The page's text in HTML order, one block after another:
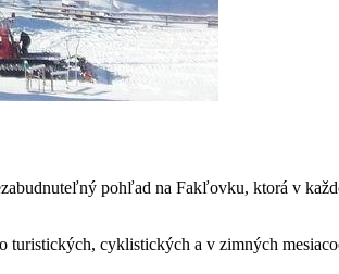
pohľad na Fakľovku, ktorá v
cyklistických a v zimných